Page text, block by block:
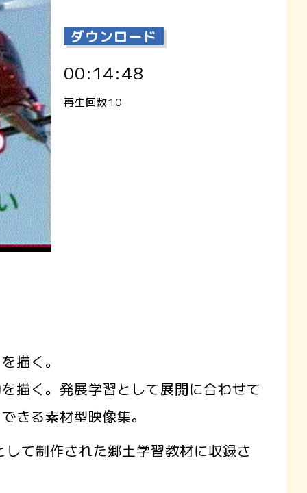
ダウンロード
00:14:48
再生回数10
描く。
描く。発展学習として展開に合わせて
きる素材型映像集。
て制作された郷土学習教材に収録さ